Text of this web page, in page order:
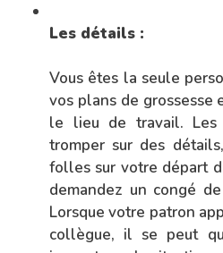
Les détails :
Vous êtes la seule
vos plans de grossesse
le lieu de travail. Les
tromper sur des
folles sur votre départ
demandez un congé
Lorsque votre patron
collègue, il se peut